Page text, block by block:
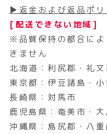
▶返金および返品ポリ
[配送できない地域]
※品質保持の都合によ
きません
北海道：利尻郡・礼文
東京都：伊豆諸島・小
長崎県：対馬市
鹿児島県：奄美市・
沖縄県：島尻郡・八重